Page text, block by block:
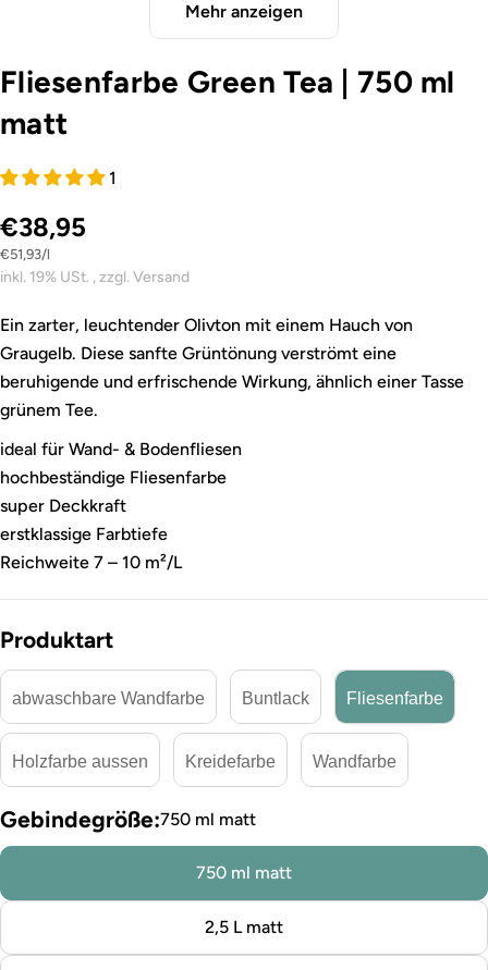
Mehr anzeigen
Fliesenfarbe Green Tea
750 ml
matt
1
€38,95
Stückpreis
€51,93/
pro l
inkl. 19% USt. , zzgl. Versand
Ein zarter, leuchtender Olivton mit einem Hauch von
Graugelb. Diese sanfte Grüntönung verströmt eine
beruhigende und erfrischende Wirkung, ähnlich einer Tasse
grünem Tee.
ideal für Wand- & Bodenfliesen
hochbeständige Fliesenfarbe
super Deckkraft
erstklassige Farbtiefe
Reichweite 7 – 10 m²/L
Produktart
abwaschbare Wandfarbe Buntlack Fliesenfarbe
Holzfarbe aussen Kreidefarbe Wandfarbe
Gebindegröße:750 ml matt
750 ml matt
2,5 L matt